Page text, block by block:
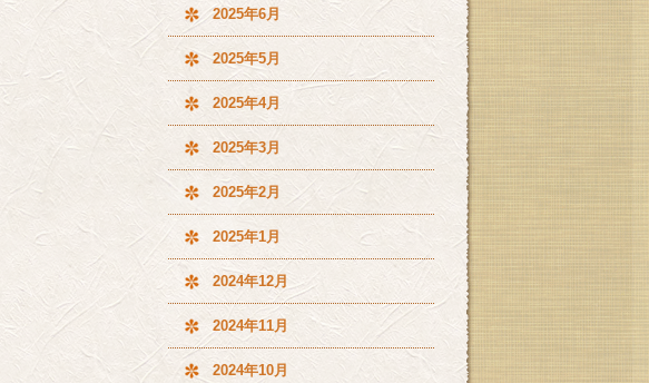
2025年6月
2025年5月
2025年4月
2025年3月
2025年2月
2025年1月
2024年12月
2024年11月
2024年10月